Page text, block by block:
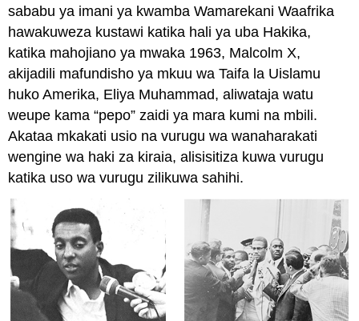
sababu ya imani ya kwamba Wamarekani Waafrika
hawakuweza kustawi katika hali ya uba Hakika,
katika mahojiano ya mwaka 1963, Malcolm X,
akijadili mafundisho ya mkuu wa Taifa la Uislamu
huko Amerika, Eliya Muhammad, aliwataja watu
weupe kama “pepo” zaidi ya mara kumi na mbili.
Akataa mkakati usio na vurugu wa wanaharakati
wengine wa haki za kiraia, alisisitiza kuwa vurugu
katika uso wa vurugu zilikuwa sahihi.